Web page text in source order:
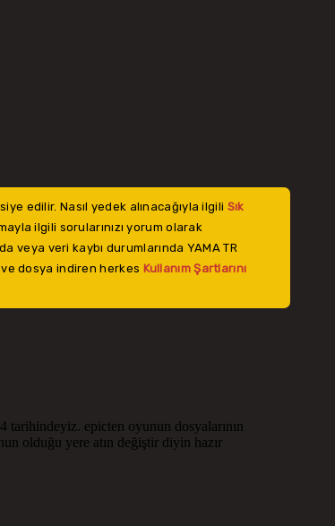
edilir. Nasıl yedek alınacağıyla ilgili Sık
ilgili sorularınızı yorum olarak
veri kaybı durumlarında YAMA TR
dosya indiren herkes Kullanım Şartlarını